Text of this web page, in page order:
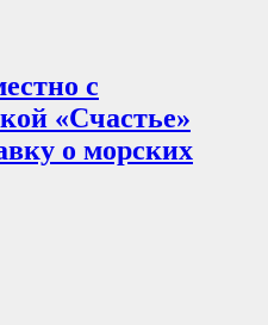
с
«Счастье»
о морских